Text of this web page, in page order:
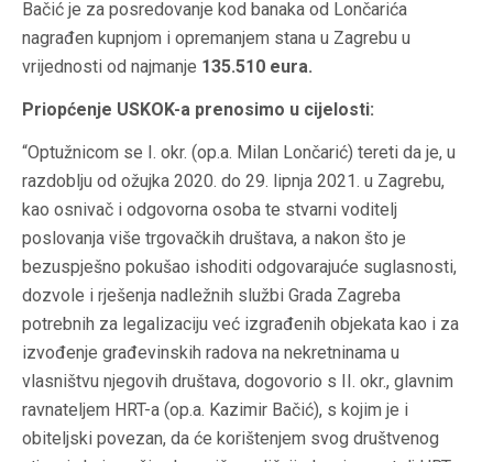
Bačić je za posredovanje kod banaka od Lončarića
nagrađen kupnjom i opremanjem stana u Zagrebu u
vrijednosti od najmanje 135.510 eura.
Priopćenje USKOK-a prenosimo u cijelosti:
“Optužnicom se I. okr. (op.a. Milan Lončarić) tereti da je, u
razdoblju od ožujka 2020. do 29. lipnja 2021. u Zagrebu,
kao osnivač i odgovorna osoba te stvarni voditelj
poslovanja više trgovačkih društava, a nakon što je
bezuspješno pokušao ishoditi odgovarajuće suglasnosti,
dozvole i rješenja nadležnih službi Grada Zagreba
potrebnih za legalizaciju već izgrađenih objekata kao i za
izvođenje građevinskih radova na nekretninama u
vlasništvu njegovih društava, dogovorio s II. okr., glavnim
ravnateljem HRT-a (op.a. Kazimir Bačić), s kojim je i
obiteljski povezan, da će korištenjem svog društvenog